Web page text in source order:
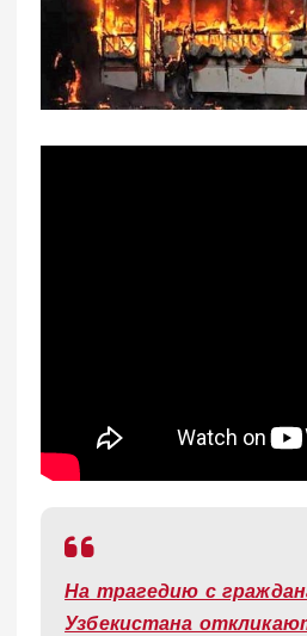
На трагедию с
Узбекистана